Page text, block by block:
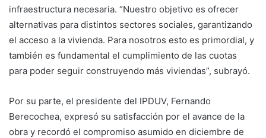
infraestructura necesaria. “Nuestro objetivo es ofrecer
alternativas para distintos sectores sociales, garantizando
el acceso a la vivienda. Para nosotros esto es primordial, y
también es fundamental el cumplimiento de las cuotas
para poder seguir construyendo más viviendas”, subrayó.
Por su parte, el presidente del IPDUV, Fernando
Berecochea, expresó su satisfacción por el avance de la
obra y recordó el compromiso asumido en diciembre de